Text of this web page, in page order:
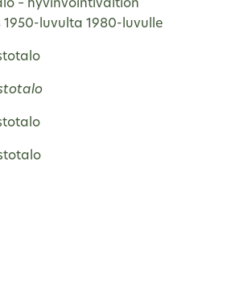
– hyvinvointivaltion
luvulta 1980-luvulle